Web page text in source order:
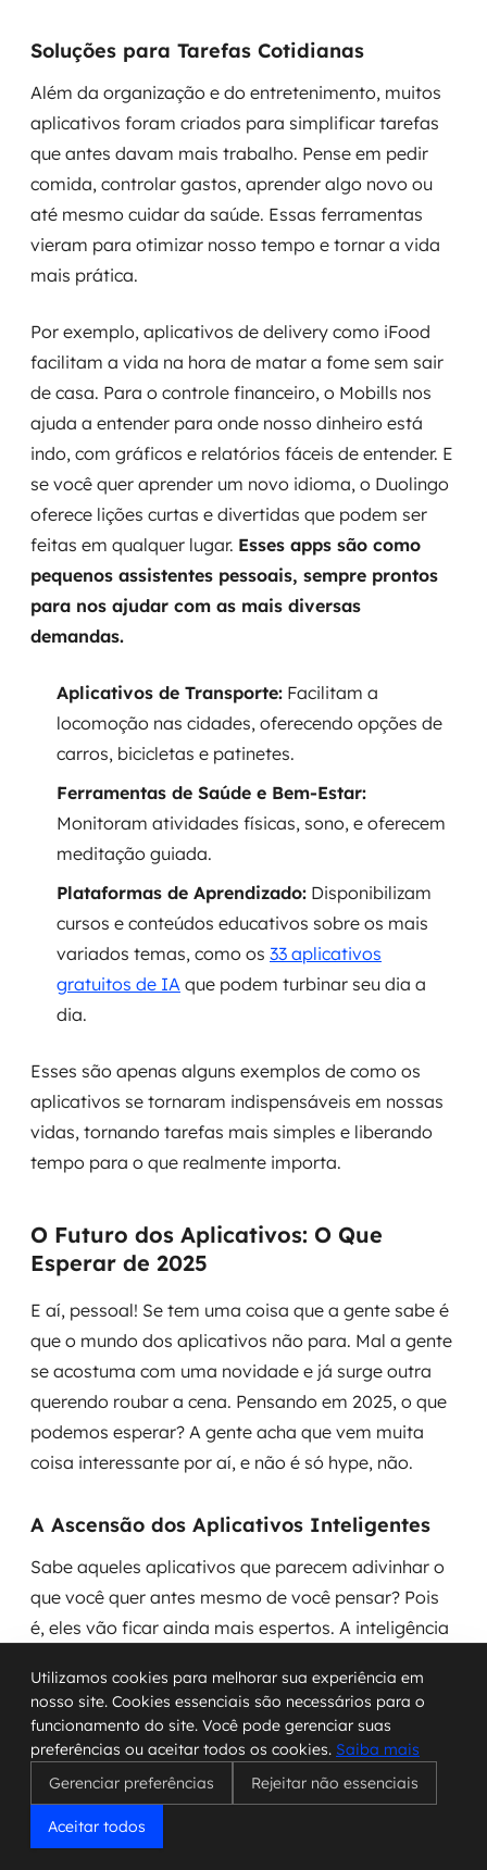
Soluções para Tarefas Cotidianas
Além da organização e do entretenimento, muitos
aplicativos foram criados para simplificar tarefas
que antes davam mais trabalho. Pense em pedir
comida, controlar gastos, aprender algo novo ou
até mesmo cuidar da saúde. Essas ferramentas
vieram para otimizar nosso tempo e tornar a vida
mais prática.
Por exemplo, aplicativos de delivery como iFood
facilitam a vida na hora de matar a fome sem sair
de casa. Para o controle financeiro, o Mobills nos
ajuda a entender para onde nosso dinheiro está
indo, com gráficos e relatórios fáceis de entender. E
se você quer aprender um novo idioma, o Duolingo
oferece lições curtas e divertidas que podem ser
feitas em qualquer lugar. Esses apps são como
pequenos assistentes pessoais, sempre prontos
para nos ajudar com as mais diversas
demandas.
Aplicativos de Transporte: Facilitam a
locomoção nas cidades, oferecendo opções de
carros, bicicletas e patinetes.
Ferramentas de Saúde e Bem-Estar:
Monitoram atividades físicas, sono, e oferecem
meditação guiada.
Plataformas de Aprendizado: Disponibilizam
cursos e conteúdos educativos sobre os mais
variados temas, como os 33 aplicativos
gratuitos de IA que podem turbinar seu dia a
dia.
Esses são apenas alguns exemplos de como os
aplicativos se tornaram indispensáveis em nossas
vidas, tornando tarefas mais simples e liberando
tempo para o que realmente importa.
O Futuro dos Aplicativos: O Que
Esperar de 2025
E aí, pessoal! Se tem uma coisa que a gente sabe é
que o mundo dos aplicativos não para. Mal a gente
se acostuma com uma novidade e já surge outra
querendo roubar a cena. Pensando em 2025, o que
podemos esperar? A gente acha que vem muita
coisa interessante por aí, e não é só hype, não.
A Ascensão dos Aplicativos Inteligentes
Sabe aqueles aplicativos que parecem adivinhar o
que você quer antes mesmo de você pensar? Pois
é, eles vão ficar ainda mais espertos. A inteligência
ela vai estar mais integrada do que nunca. Imagine
apps que aprendem seus hábitos, antecipam suas
necessidades e até sugerem soluções antes que
você perceba o problema. Isso significa menos
tempo clicando e mais tempo fazendo o que
Utilizamos cookies para melhorar sua experiência em
nosso site. Cookies essenciais são necessários para o
funcionamento do site. Você pode gerenciar suas
preferências ou aceitar todos os cookies. Saiba mais
Gerenciar preferências
Rejeitar não essenciais
Aceitar todos